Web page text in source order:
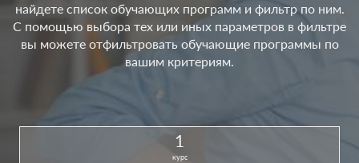
Вузы
найдете список обучающих программ и фильтр по ним.
С помощью выбора тех или иных параметров в фильтре
вы можете отфильтровать обучающие программы по
вашим критериям.
1
курс